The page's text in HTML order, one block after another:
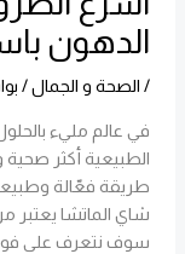
الدهون
/ الصحة و الجمال/
في عالم مليء
الطبيعية أكثر
طريقة فعّالة
شاي الماتشا يعتبر
سوف نتعرف على